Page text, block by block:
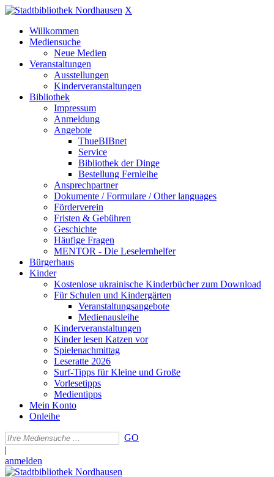
X
Willkommen
Mediensuche
Neue Medien
Veranstaltungen
Ausstellungen
Kinderveranstaltungen
Bibliothek
Impressum
Anmeldung
Angebote
ThueBIBnet
Service
Bibliothek der Dinge
Bestellung Fernleihe
Ansprechpartner
Dokumente / Formulare / Other languages
Förderverein
Fristen & Gebühren
Geschichte
Häufige Fragen
MENTOR - Die Leselernhelfer
Bürgerhaus
Kinder
Kostenlose ukrainische Kinderbücher zum Download
Für Schulen und Kindergärten
Veranstaltungsangebote
Medienausleihe
Kinderveranstaltungen
Kinder lesen Katzen vor
Spielenachmittag
Leseratte 2026
Surf-Tipps für Kleine und Große
Vorlesetipps
Medientipps
Mein Konto
Onleihe
GO
|
anmelden